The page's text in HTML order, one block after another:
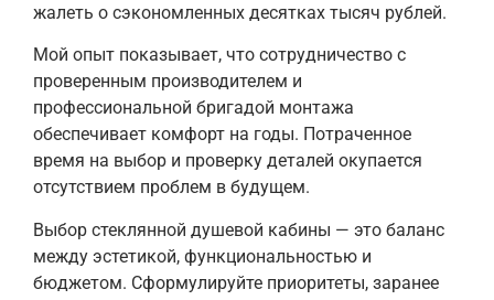
жалеть о сэкономленных десятках тысяч рублей.
Мой опыт показывает, что сотрудничество с
проверенным производителем и
профессиональной бригадой монтажа
обеспечивает комфорт на годы. Потраченное
время на выбор и проверку деталей окупается
отсутствием проблем в будущем.
Выбор стеклянной душевой кабины — это баланс
между эстетикой, функциональностью и
бюджетом. Сформулируйте приоритеты, заранее